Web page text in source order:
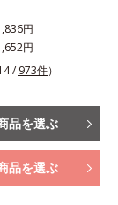
円
円
/ 973件）
品を選ぶ
品を選ぶ